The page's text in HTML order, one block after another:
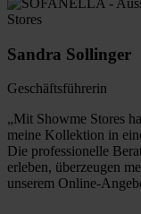
Sandra Sollinger
Geschäftsführerin
„Mit Showme Stores
meine Kollektion in
Die professionelle
erleben, überzeugen
unserem Online-